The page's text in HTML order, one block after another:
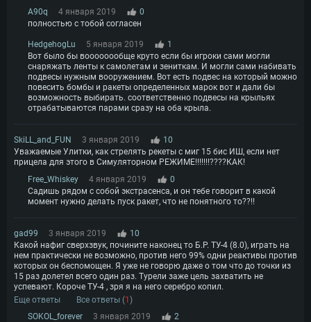
A90q
4 января 2019
0
полностью с тобой согласен
HedgehogLu 5 января 2019
1
Вот было бы воооооообще круто если бы игроки сами могли
снаряжать ленты к самолетам и зениткам. И могли сами набивать
подвесы нужным вооружением. Вот есть подвес на который можно
повесить бомбы и ракеты определенных марок вот и дали бы
возможность выбирать. соответственно подвесы на крыльях
отрабатываются парами сразу на оба крыла.
SkiLL_and_FUN 3 января 2019
10
Уважаемые Улитки, как стрелять рекеты с миг 15 бис ИШ, если нет
прицела для этого в Симуляторном РЕЖИМЕ!!!!!!!????КАК!
Free_Whiskey
4 января 2019
0
Садишь рядом с собой экстрасенса, и он тебе говорит в какой
момент нужно делать пуск ракет, что не понятного то??!!
gad99 3 января 2019
10
Какой нафиг сверхзвук, почините наконец то Б.Р. ТУ-4 (8.0), играть на
нем практически не возможно, против него 99% одни реактивы против
которых он беспомощен. Я уже не говорю даже о том что до точки из
15 раз долетел всего один раз. Турели заже цель захватить не
успевают. Короче ТУ-4 , зря я на него серебро копил.
Еще ответы
Все ответы (1)
SOKOL_forever
3 января 2019
2